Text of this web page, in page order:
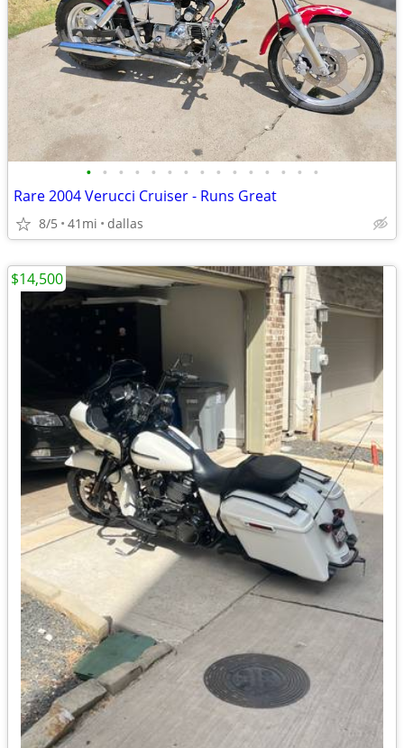
• • • • • • • • • • • • • • •
Rare 2004 Verucci Cruiser - Runs Great
8/5 41mi dallas
$14,500